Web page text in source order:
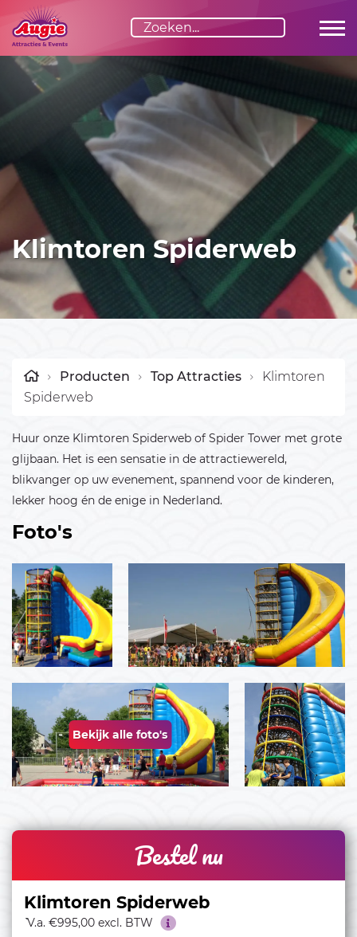
Klimtoren Spiderweb
Producten Top Attracties
Klimtoren
Spiderweb
Huur onze Klimtoren Spiderweb of Spider Tower met grote
glijbaan. Het is een sensatie in de attractiewereld,
blikvanger op uw evenement, spannend voor de kinderen,
lekker hoog én de enige in Nederland.
Foto's
Bekijk alle foto's
Bestel nu
Klimtoren Spiderweb
``V.a. €995,00 excl. BTW
Advies nodig?
Graag adviseren we je vrijblijvend over de invulling van
jouw evenement. Stel je vraag via het formulier of bel ons
06-23529163